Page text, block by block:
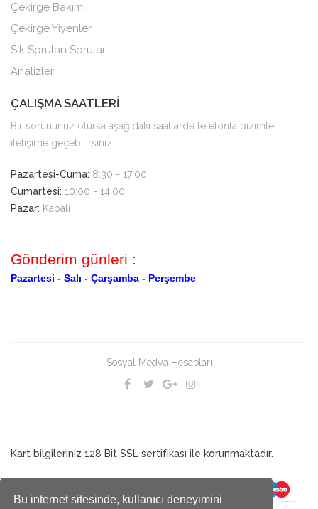
Bu internet sitesinde, kullanıcı deneyimini
Çekirge Bakımı
Çekirge Yiyenler
Sık Sorulan Sorular
Analizler
ÇALIŞMA SAATLERİ
Bir sorununuz olursa aşağıdaki saatlarde telefonla bizimle
iletişime geçebilirsiniz..
Pazartesi-Cuma: 8:30 - 17:00
Cumartesi: 10:00 - 14:00
Pazar: Kapalı
Gönderim günleri :
Pazartesi - Salı - Çarşamba - Perşembe
Sosyal Medya Hesapları
Kart bilgileriniz 128 Bit SSL sertifikası ile korunmaktadır.